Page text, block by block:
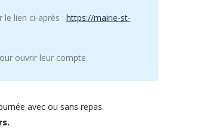
le lien ci-après : https://mairie-st-
ouvrir leur compte.
avec ou sans repas.